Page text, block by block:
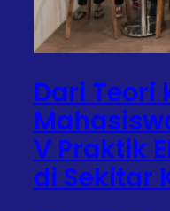
Dari Teori
V Praktik
di Sekitar